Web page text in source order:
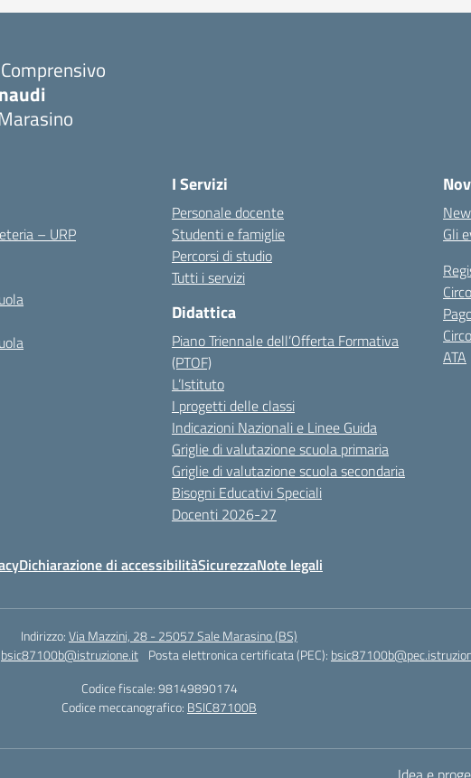
– URP
I Servizi
Personale docente
Studenti e famiglie
Percorsi di studio
Tutti i servizi
Didattica
Piano Triennale dell’Offerta Formativa
(PTOF)
L’Istituto
I progetti delle classi
Indicazioni Nazionali e Linee Guida
Griglie di valutazione scuola primaria
Griglie di valutazione scuola secondaria
Bisogni Educativi Speciali
Docenti 2026-27
Gli
ATA
Dichiarazione di accessibilitàSicurezzaNote legali
Indirizzo:Via Mazzini, 28 - 25057 Sale Marasino (BS)
bsic87100b@istruzione.it Posta elettronica certificata (PEC):
Codice fiscale: 98149890174
Codice meccanografico: BSIC87100B